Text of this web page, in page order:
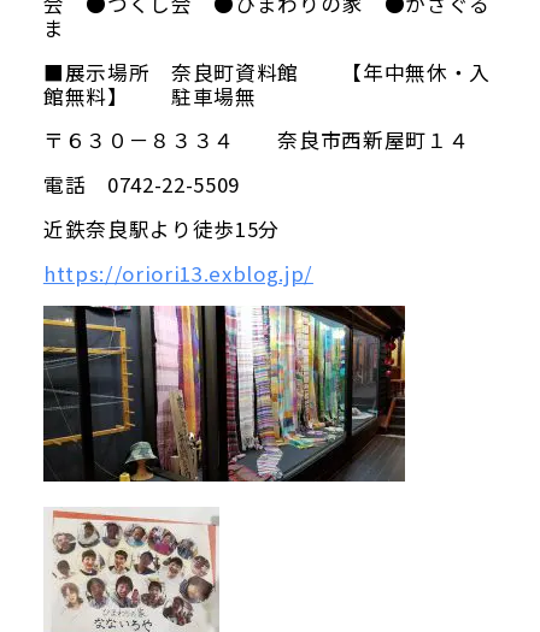
オンラインショップ
Google map
ま
■展示場所 奈良町資料館 【年中無休・入
館無料】 駐車場無
〒６３０－８３３４ 奈良市西新屋町１４
電話 0742-22-5509
近鉄奈良駅より徒歩15分
https://oriori13.exblog.jp/